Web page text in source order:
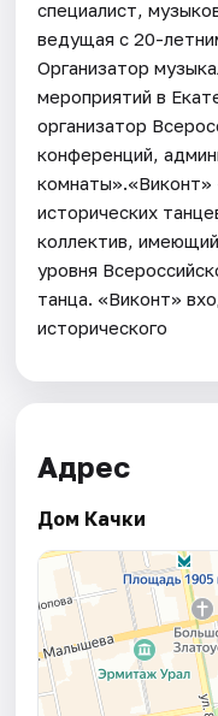
специалист,
ведущая с 20-
Организатор
мероприятий в
организатор
конференций,
комнаты».«Виконт»
исторических
коллектив,
уровня
танца. «Виконт»
исторического
Адрес
Дом Качки